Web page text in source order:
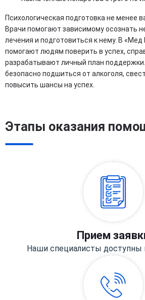
Психологическая подготовка не менее
Врачи помогают зависимому осознать
лечения и подготовиться к нему. В
помогают людям поверить в успех,
разрабатывают личный план
безопасно подшиться от алкоголя,
повысить шансы на успех.
Этапы оказания
Прием
Наши специалисты доступны